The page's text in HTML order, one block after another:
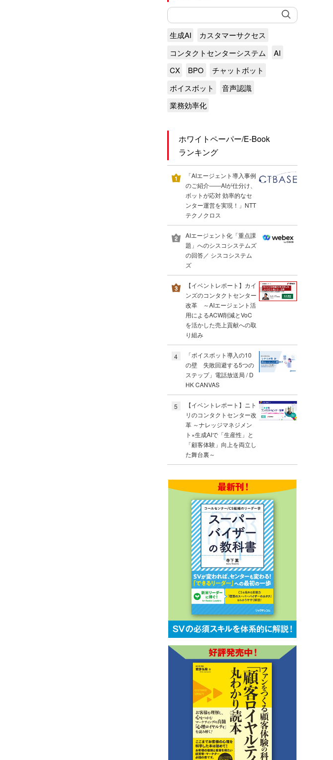
生成AI
カスタマーサクセス
コンタクトセンターシステム
AI
CX
BPO
チャットボット
ボイスボット
音声認識
業務効率化
ホワイトペーパー/E-Book
ランキング
「AIエージェント導入事例
のご紹介――AIが仕分け、
ボットが応対 効率的なセ
ンター運営を実現！」NTT
テクノクロス
AIエージェント化「重点課
題」へのシスコシステムズ
の回答／ シスコシステム
ズ
【イベントレポート】カイ
ンズのコンタクトセンター
改革 ～AIエージェント活
用によるACW削減とVoC
を活かした売上貢献への取
り組み
4
「ボイスボット導入の10
の壁 失敗回避する5つの
ステップ」電話放送局 / D
HK CANVAS
5
【イベントレポート】ニト
リのコンタクトセンター改
革 ～ナレッジマネジメン
ト×生成AIで「生産性」と
「顧客体験」向上を両立し
た舞台裏～